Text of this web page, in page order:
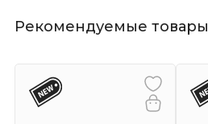
Рекомендуемые товары